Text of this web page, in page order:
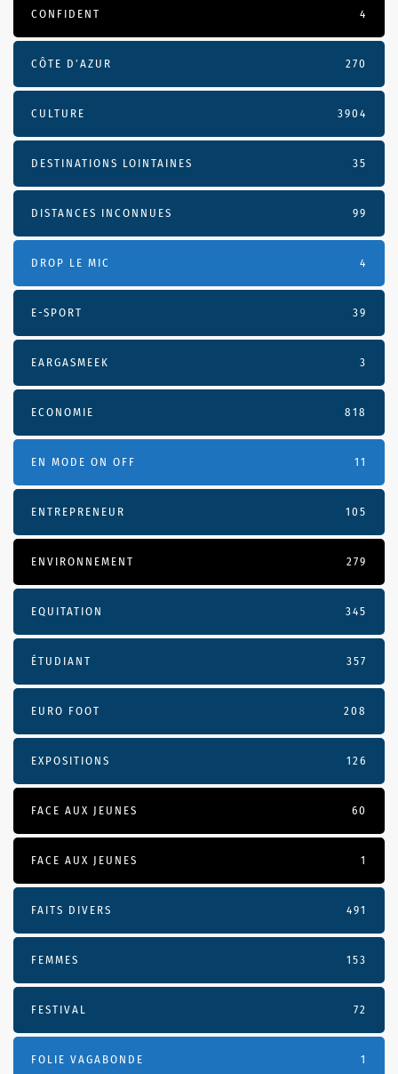
CONFIDENT 4
CÔTE D’AZUR 270
CULTURE 3904
DESTINATIONS LOINTAINES 35
DISTANCES INCONNUES 99
DROP LE MIC 4
E-SPORT 39
EARGASMEEK 3
ECONOMIE 818
EN MODE ON OFF 11
ENTREPRENEUR 105
ENVIRONNEMENT 279
EQUITATION 345
ÉTUDIANT 357
EURO FOOT 208
EXPOSITIONS 126
FACE AUX JEUNES 60
FACE AUX JEUNES 1
FAITS DIVERS 491
FEMMES 153
FESTIVAL 72
FOLIE VAGABONDE 1